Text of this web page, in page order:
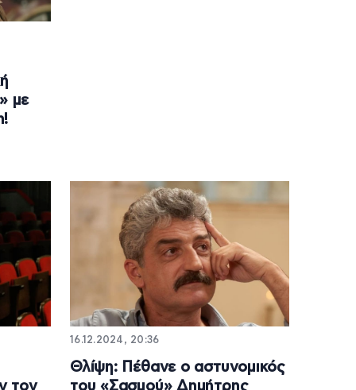
με
τον
16.12.2024, 20:36
Θλίψη: Πέθανε ο αστυνομικός
του «Σασμού» Δημήτρης